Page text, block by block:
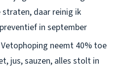
straten, daar reinig ik
in september
Vetophoping neemt 40% toe
jus, sauzen, alles stolt in